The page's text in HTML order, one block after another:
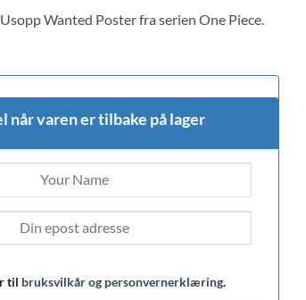
Wanted Poster fra serien One Piece.
når varen er tilbake på lager
til bruksvilkår og personvernerklæring.